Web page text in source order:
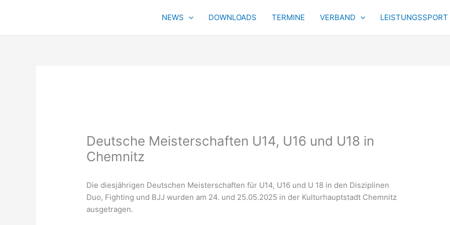
NEWS DOWNLOADS TERMINE VERBAND LEISTUNGSSPORT
Deutsche Meisterschaften U14, U16 und U18 in
Chemnitz
Die diesjährigen Deutschen Meisterschaften für U14, U16 und U 18 in den Disziplinen
Duo, Fighting und BJJ wurden am 24. und 25.05.2025 in der Kulturhauptstadt Chemnitz
ausgetragen.